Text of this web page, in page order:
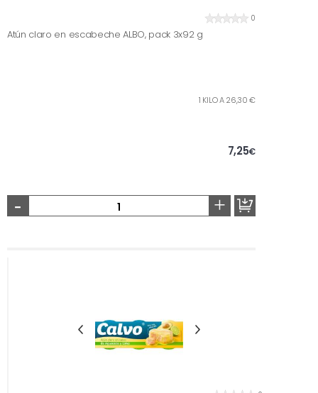
0
Atún claro en escabeche ALBO, pack 3x92 g
1 KILO A 26,30 €
7,25€
- +